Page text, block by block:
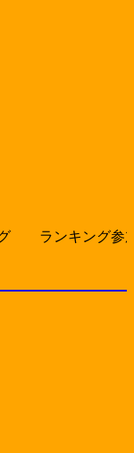
ンキング参加キ